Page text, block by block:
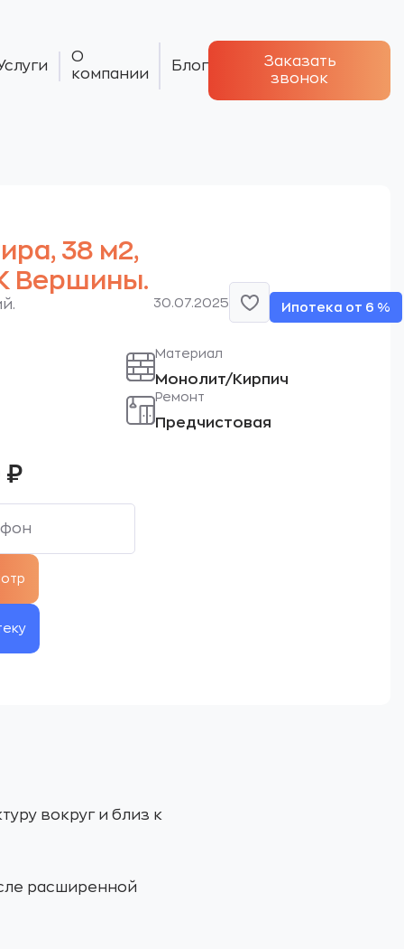
О
компании
Блог
Заказать
звонок
38 м2,
Вершины.
30.07.2025 Ипотека от 6 %
Материал
Монолит/Кирпич
Ремонт
Предчистовая
₽
вокруг и близ к
расширенной